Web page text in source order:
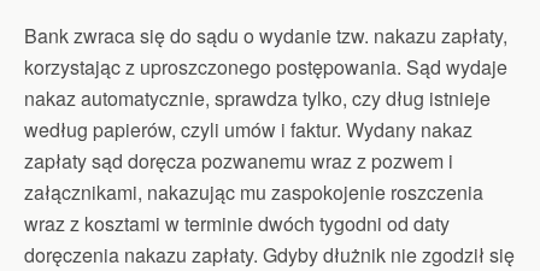
Bank zwraca się do sądu o wydanie tzw. nakazu zapłaty,
korzystając z uproszczonego postępowania. Sąd wydaje
nakaz automatycznie, sprawdza tylko, czy dług istnieje
według papierów, czyli umów i faktur. Wydany nakaz
zapłaty sąd doręcza pozwanemu wraz z pozwem i
załącznikami, nakazując mu zaspokojenie roszczenia
wraz z kosztami w terminie dwóch tygodni od daty
doręczenia nakazu zapłaty. Gdyby dłużnik nie zgodził się